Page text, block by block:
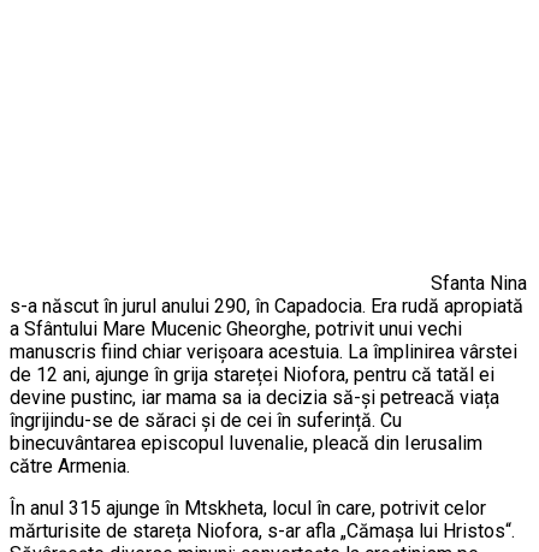
Sfanta Nina
s-a născut în jurul anului 290, în Capadocia. Era rudă apropiată
a Sfântului Mare Mucenic Gheorghe, potrivit unui vechi
manuscris fiind chiar verişoara acestuia. La împlinirea vârstei
de 12 ani, ajunge în grija stareței Niofora, pentru că tatăl ei
devine pustinc, iar mama sa ia decizia să-și petreacă viața
îngrijindu-se de săraci și de cei în suferință. Cu
binecuvântarea episcopul Iuvenalie, pleacă din Ierusalim
către Armenia.
În anul 315 ajunge în Mtskheta, locul în care, potrivit celor
mărturisite de stareța Niofora, s-ar afla „Cămașa lui Hristos“.